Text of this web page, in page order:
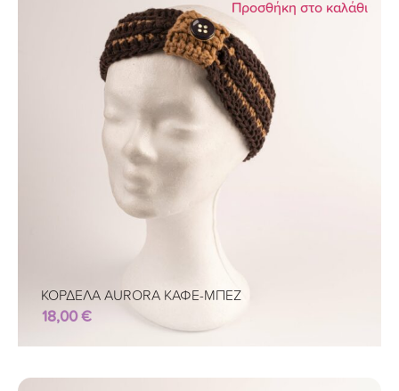
Προσθήκη στο καλάθι
ΚΟΡΔΕΛΑ AURORA ΚΑΦΕ-ΜΠΕΖ
18,00€